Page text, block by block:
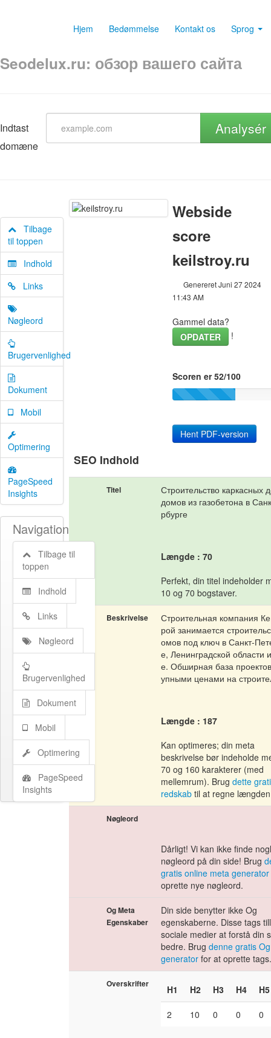
Hjem Bedømmelse Kontakt os Sprog
Seodelux.ru: обзор вашего сайта
Indtast
domæne
Analysér
Tilbage
til toppen
Indhold
Links
Nøgleord
Brugervenlighed
Dokument
Mobil
Optimering
PageSpeed
Insights
Navigation
Tilbage til
toppen
Indhold
Links
Nøgleord
Brugervenlighed
Dokument
Mobil
Optimering
PageSpeed
Insights
Webside
score
keilstroy.ru
Genereret Juni 27 2024
11:43 AM
Gammel data?
OPDATER
!
Scoren er 52/100
Hent PDF-version
SEO Indhold
Titel
Строительство каркасных
домов из газобетона в
рбурге
Længde : 70
Perfekt, din titel indeholder
10 og 70 bogstaver.
Beskrivelse
Строительная компания
рой занимается
омов под ключ в Санкт-
е, Ленинградской области
е. Обширная база
упными ценами на
Længde : 187
Kan optimeres; din meta
beskrivelse bør indeholde
70 og 160 karakterer (med
mellemrum). Brugdette
redskab til at regne
Nøgleord
Dårligt! Vi kan ikke finde
nøgleord på din side! Brug
gratis online meta generator
oprette nye nøgleord.
Og Meta
Egenskaber
Din side benytter ikke Og
egenskaberne. Disse tags
sociale medier at forstå din
bedre. Brugdenne gratis Og
generator for at oprette
Overskrifter H1 H2 H3 H4 H5
2 10 0 0 0